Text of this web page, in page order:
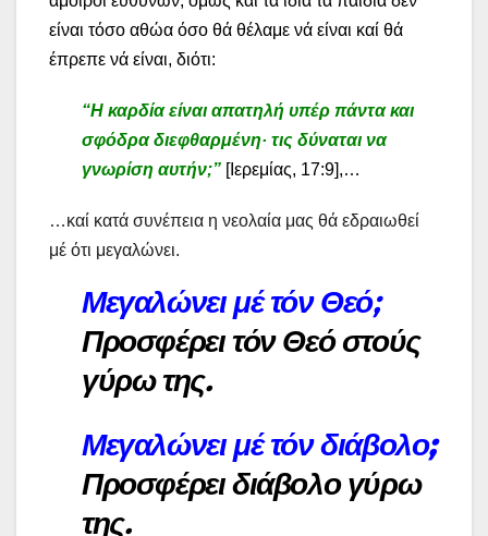
είναι τόσο αθώα όσο θά θέλαμε νά είναι καί θά
έπρεπε νά είναι, διότι:
“Η καρδία είναι απατηλή υπέρ πάντα και
σφόδρα διεφθαρμένη· τις δύναται να
γνωρίση αυτήν;” [Ιερεμίας, 17:9],…
…καί κατά συνέπεια η νεολαία μας θά εδραιωθεί
μέ ότι μεγαλώνει.
Μεγαλώνει μέ τόν Θεό;
Προσφέρει τόν Θεό στούς
γύρω της.
Μεγαλώνει μέ τόν διάβολο;
Προσφέρει διάβολο γύρω
της.